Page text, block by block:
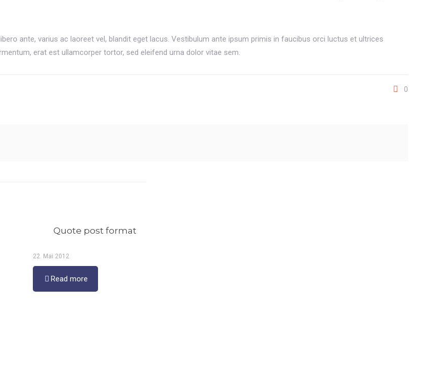
ante, varius ac laoreet vel, blandit eget lacus. Vestibulum ante ipsum primis in faucibus orci luctus et ultrices
erat est ullamcorper tortor, sed eleifend urna dolor vitae sem.
0
Quote post format
22. Mai 2012
Read more